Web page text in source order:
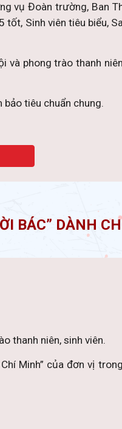
vụ Đoàn trường, Ban
Sinh viên tiêu biểu,
phong trào thanh
tiêu chuẩn chung.
BÁC” DÀNH
thanh niên, sinh viên.
Minh” của đơn vị